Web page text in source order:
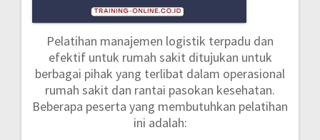
Pelatihan manajemen logistik terpadu dan
efektif untuk rumah sakit ditujukan untuk
berbagai pihak yang terlibat dalam operasional
rumah sakit dan rantai pasokan kesehatan.
Beberapa peserta yang membutuhkan pelatihan
ini adalah: